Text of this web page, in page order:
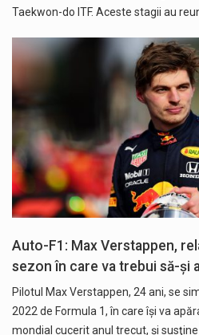
Taekwon-do ITF. Aceste stagii au
Auto-F1: Max Verstappen,
sezon în care va trebui să-și
Pilotul Max Verstappen, 24 ani, se
2022 de Formula 1, în care îşi va
mondial cucerit anul trecut, şi